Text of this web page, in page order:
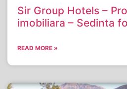
Sir Group Hotels –
imobiliara – Sedinta
READ MORE »